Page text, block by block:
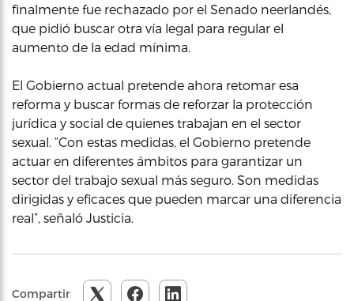
finalmente fue rechazado por el Senado neerlandés,
que pidió buscar otra vía legal para regular el
aumento de la edad mínima.
El Gobierno actual pretende ahora retomar esa
reforma y buscar formas de reforzar la protección
jurídica y social de quienes trabajan en el sector
sexual. “Con estas medidas, el Gobierno pretende
actuar en diferentes ámbitos para garantizar un
sector del trabajo sexual más seguro. Son medidas
dirigidas y eficaces que pueden marcar una diferencia
real”, señaló Justicia.
Compartir